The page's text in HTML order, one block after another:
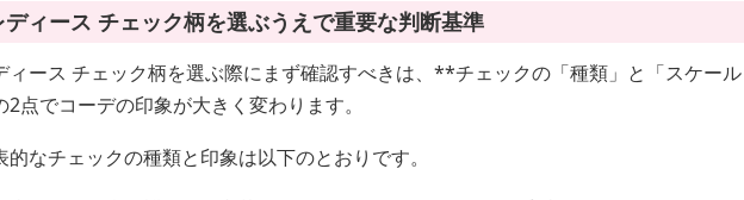
ディース チェック柄を選ぶうえで重要な判断基準
ィース チェック柄を選ぶ際にまず確認すべきは、**チェックの「種類」と「スケー
2点でコーデの印象が大きく変わります。
的なチェックの種類と印象は以下のとおりです。